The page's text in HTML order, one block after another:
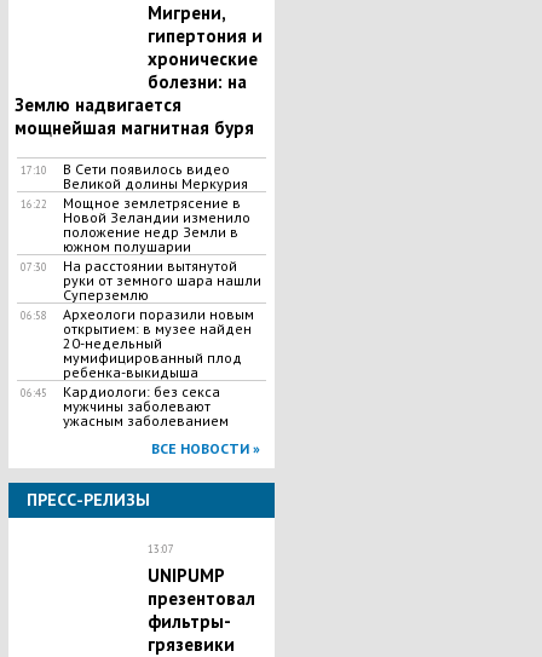
Мигрени,
гипертония и
хронические
болезни: на
Землю надвигается
мощнейшая магнитная буря
17:10
В Сети появилось видео
Великой долины Меркурия
16:22
Мощное землетрясение в
Новой Зеландии изменило
положение недр Земли в
южном полушарии
07:30
На расстоянии вытянутой
руки от земного шара нашли
Суперземлю
06:58
Археологи поразили новым
открытием: в музее найден
20-недельный
мумифицированный плод
ребенка-выкидыша
06:45
Кардиологи: без секса
мужчины заболевают
ужасным заболеванием
ВСЕ НОВОСТИ »
ПРЕСС-РЕЛИЗЫ
13:07
UNIPUMP
презентовал
фильтры-
грязевики